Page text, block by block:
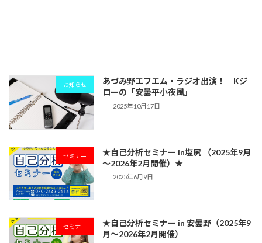
お知らせ
あづみ野エフエム・ラジオ出演！ Kジ
ローの「安曇平小夜風」
2025年10月17日
セミナー
★自己分析セミナー in塩尻 （2025年9月
～2026年2月開催）★
2025年6月9日
セミナー
★自己分析セミナー in 安曇野（2025年9
月〜2026年2月開催）